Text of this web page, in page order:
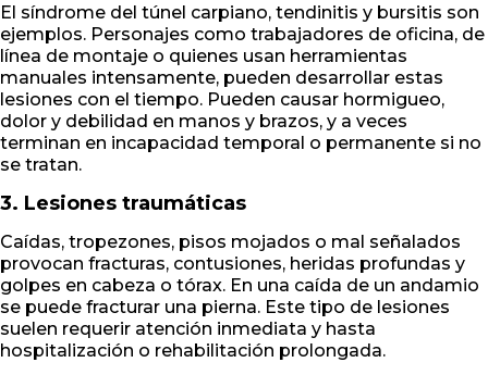
El síndrome del túnel carpiano, tendinitis y bursitis son
ejemplos. Personajes como trabajadores de oficina, de
línea de montaje o quienes usan herramientas
manuales intensamente, pueden desarrollar estas
lesiones con el tiempo. Pueden causar hormigueo,
dolor y debilidad en manos y brazos, y a veces
terminan en incapacidad temporal o permanente si no
se tratan.
3. Lesiones traumáticas
Caídas, tropezones, pisos mojados o mal señalados
provocan fracturas, contusiones, heridas profundas y
golpes en cabeza o tórax. En una caída de un andamio
se puede fracturar una pierna. Este tipo de lesiones
suelen requerir atención inmediata y hasta
hospitalización o rehabilitación prolongada.